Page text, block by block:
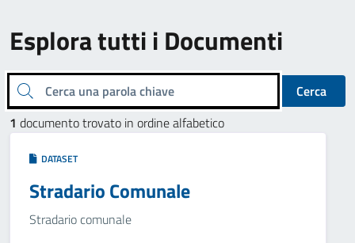
Esplora tutti i Documenti
Cerca una parola chiave
Cerca
1 documento trovato in ordine alfabetico
DATASET
Stradario Comunale
Stradario comunale